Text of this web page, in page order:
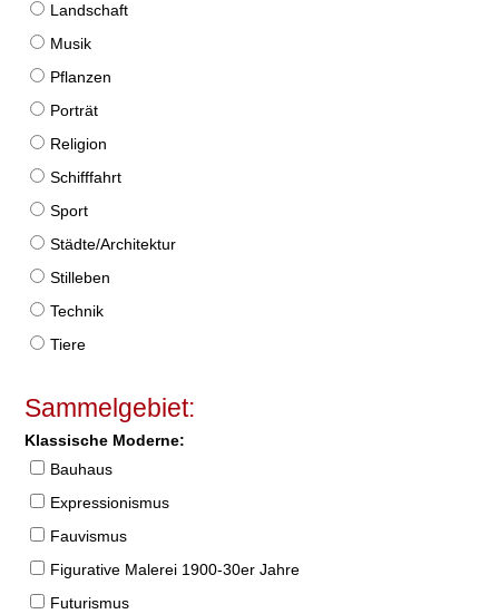
Landschaft
Musik
Pflanzen
Porträt
Religion
Schifffahrt
Sport
Städte/Architektur
Stilleben
Technik
Tiere
Sammelgebiet:
Klassische Moderne:
Bauhaus
Expressionismus
Fauvismus
Figurative Malerei 1900-30er Jahre
Futurismus